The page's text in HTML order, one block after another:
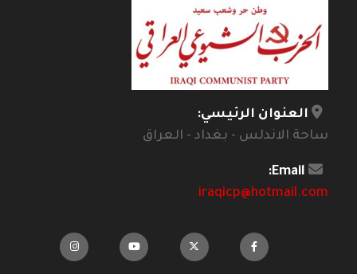
العنوان الرئيسي:
ساحة الاندلس - بغداد - العراق
Email:
iraqicp@hotmail.com